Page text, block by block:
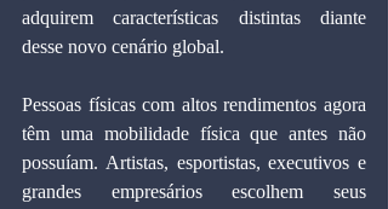
adquirem características distintas diante
desse novo cenário global.
Pessoas físicas com altos rendimentos agora
têm uma mobilidade física que antes não
possuíam. Artistas, esportistas, executivos e
grandes empresários escolhem seus